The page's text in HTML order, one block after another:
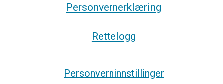
Personvernerklæring
Rettelogg
Personverninnstillinger